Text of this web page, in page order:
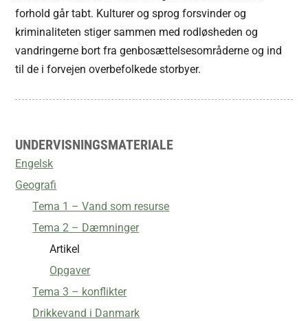
forhold går tabt. Kulturer og sprog forsvinder og
kriminaliteten stiger sammen med rodløsheden og
vandringerne bort fra genbosættelsesområderne og ind
til de i forvejen overbefolkede storbyer.
UNDERVISNINGSMATERIALE
Engelsk
Geografi
Tema 1 – Vand som resurse
Tema 2 – Dæmninger
Artikel
Opgaver
Tema 3 – konflikter
Drikkevand i Danmark